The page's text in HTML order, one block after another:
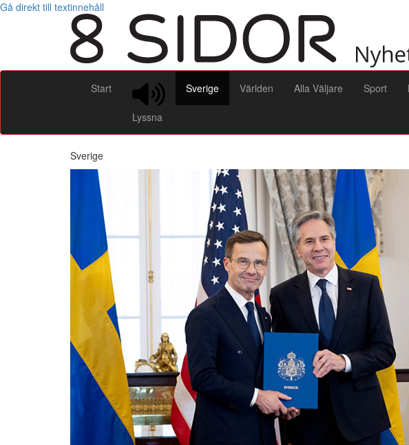
Gå direkt till textinnehåll
Start
Lyssna
Sverige Världen Alla Väljare Sport
Sverige